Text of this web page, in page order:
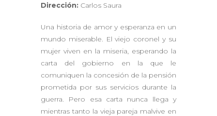
Dirección: Carlos Saura
Una historia de amor y esperanza en un
mundo miserable. El viejo coronel y su
mujer viven en la miseria, esperando la
carta del gobierno en la que le
comuniquen la concesión de la pensión
prometida por sus servicios durante la
guerra. Pero esa carta nunca llega y
mientras tanto la vieja pareja malvive en